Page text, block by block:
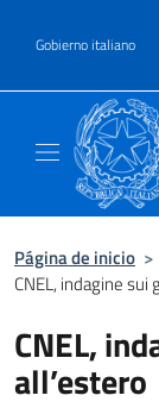
Gobierno italiano
Página de inicio >
CNEL, indagine sui
CNEL,
all’estero